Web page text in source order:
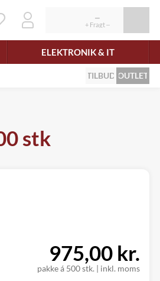
ELEKTRONIK & IT
TILBUD OUTLET
stk
pakke á 500 stk. | inkl. moms
975,00 kr.